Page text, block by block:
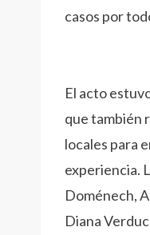
casos por
El acto
que también
locales para
experiencia.
Doménech,
Diana